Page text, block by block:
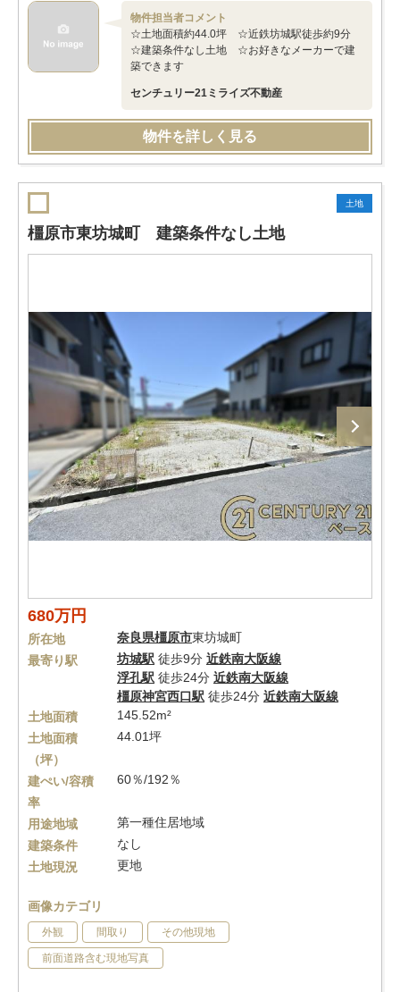
物件担当者コメント
☆土地面積約44.0坪 ☆近鉄坊城駅徒歩約9分
☆建築条件なし土地 ☆お好きなメーカーで建
築できます
センチュリー21ミライズ不動産
物件を詳しく見る
土地
橿原市東坊城町 建築条件なし土地
680万円
所在地 奈良県橿原市東坊城町
最寄り駅
坊城駅 徒歩9分 近鉄南大阪線
浮孔駅 徒歩24分 近鉄南大阪線
橿原神宮西口駅 徒歩24分 近鉄南大阪線
土地面積
145.52m²
土地面積
（坪）
44.01坪
建ぺい/容積
率
60％/192％
用途地域
第一種住居地域
建築条件
なし
土地現況
更地
画像カテゴリ
外観 間取り その他現地
前面道路含む現地写真